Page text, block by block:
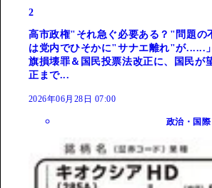
2
高市政権"それ急ぐ必要ある？"問題の
は党内でひそかに"サナエ離れ"が......
旗損壊罪＆国民投票法改正に、国民が
正まで...
2026年06月28日 07:00
政治・国際